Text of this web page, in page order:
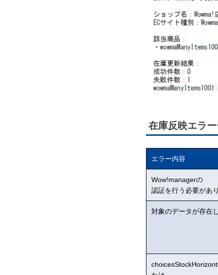
在庫反映エラ
エラー内容
Wow!managerの
認証を行う必要があ
対象のデータが存在